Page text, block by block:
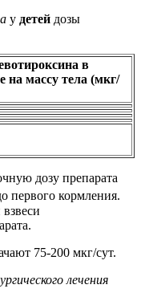
у детей дозы
в
на массу тела (мкг/
дозу препарата
первого кормления.
75-200 мкг/сут.
лечения